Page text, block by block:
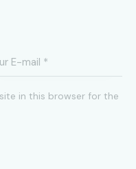
in this browser for the